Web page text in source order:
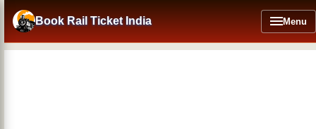
main
content
Book Rail Ticket India Menu